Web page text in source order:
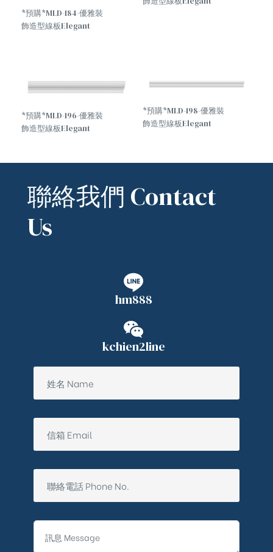
*預購*MLD-184-優雅裝
飾造型線板Elegant
*預購*MLD-196-優雅裝
飾造型線板Elegant
*預購*MLD-198-優雅裝
飾造型線板Elegant
聯絡我們 Contact
Us
hm888
kchien2line